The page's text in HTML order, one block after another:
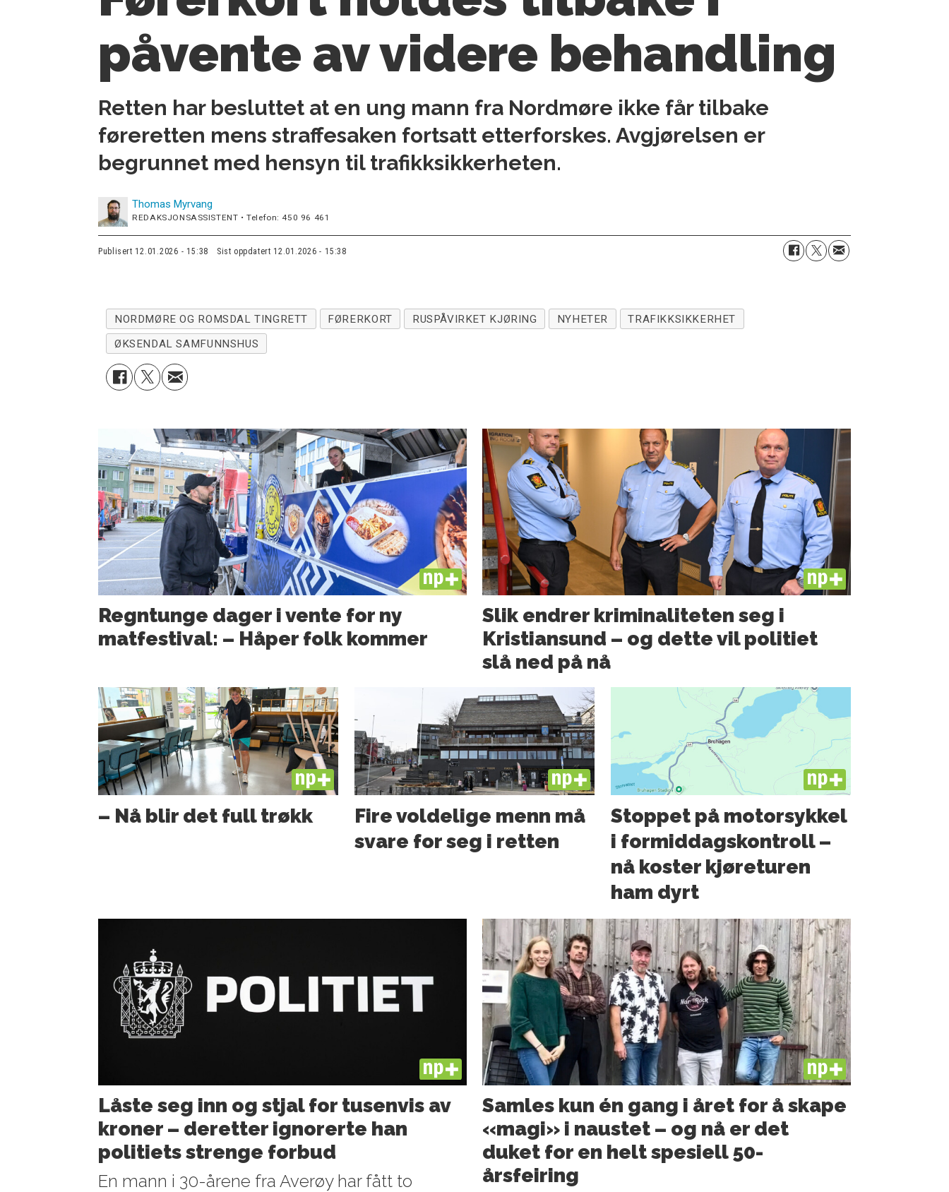
påvente av videre behandling
Retten har besluttet at en ung mann fra Nordmøre ikke får tilbake
føreretten mens straffesaken fortsatt etterforskes. Avgjørelsen er
begrunnet med hensyn til trafikksikkerheten.
Thomas Myrvang
REDAKSJONSASSISTENT • Telefon: 450 96 461
Publisert 12.01.2026 - 15:38 Sist oppdatert 12.01.2026 - 15:38
NORDMØRE OG ROMSDAL TINGRETT FØRERKORT RUSPÅVIRKET KJØRING NYHETER
TRAFIKKSIKKERHET
ØKSENDAL SAMFUNNSHUS
PLUS
Regntunge dager i vente for ny
matfestival: – Håper folk kommer
PLUS
Slik endrer kriminaliteten seg i
Kristiansund – og dette vil politiet
slå ned på nå
PLUS
– Nå blir det full trøkk
PLUS
Fire voldelige menn må
svare for seg i retten
PLUS
Stoppet på motorsykkel
i formiddagskontroll –
nå koster kjøreturen
ham dyrt
PLUS
Låste seg inn og stjal for tusenvis av
kroner – deretter ignorerte han
politiets strenge forbud
En mann i 30-årene fra Averøy har fått to
PLUS
Samles kun én gang i året for å skape
«magi» i naustet – og nå er det
duket for en helt spesiell 50-
årsfeiring